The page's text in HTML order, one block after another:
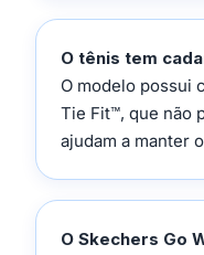
O tênis tem
O modelo possui
Tie Fit™, que não
ajudam a manter
O Skechers Go